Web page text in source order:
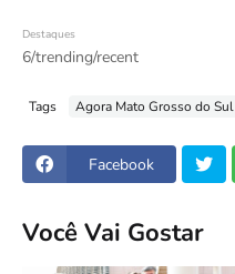
Destaques
6/trending/recent
Tags Agora Mato Grosso do Sul
Facebook
Você Vai Gostar